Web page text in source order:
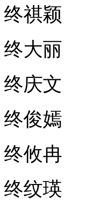
终祺颖
终大丽
终庆文
终俊嫣
终攸冉
终纹瑛